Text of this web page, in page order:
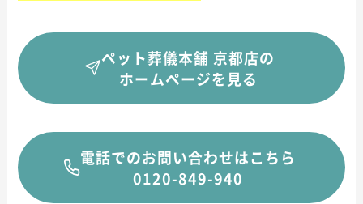
ペット葬儀本舗 京都店の
ホームページを見る
電話でのお問い合わせはこちら
0120-849-940